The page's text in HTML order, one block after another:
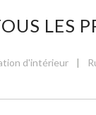
LES
d'intérieur